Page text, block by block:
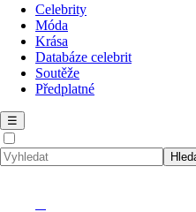
Celebrity
Móda
Krása
Databáze celebrit
Soutěže
Předplatné
☰